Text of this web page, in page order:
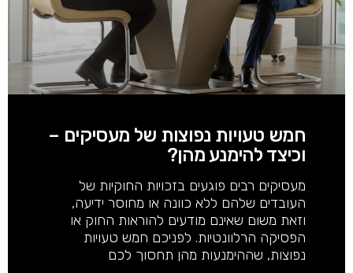
חמש טעויות נפוצות של מעסיקים –
וכיצד להימנע מהן?
מעסיקים רבים פוגעים בזכויות החוקיות של
העובדים שלהם ללא כוונה או מחוסר ידיעה,
וזאת משום שאינם מודעים להוראות החוק או
הפסיקה הרלוונטיות. לפניכם חמש טעויות
נפוצות, שההימנעות מהן תחסוך לכם